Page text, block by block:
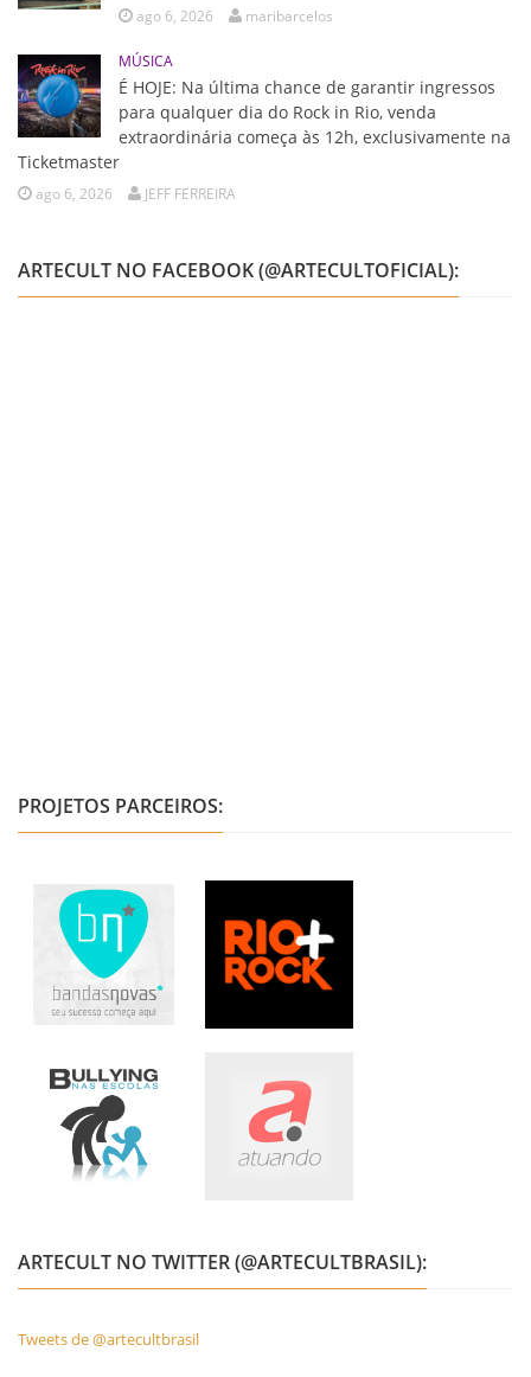
ago 6, 2026 maribarcelos
MÚSICA
É HOJE: Na última chance de garantir ingressos
para qualquer dia do Rock in Rio, venda
extraordinária começa às 12h, exclusivamente na
Ticketmaster
ago 6, 2026 JEFF FERREIRA
ARTECULT NO FACEBOOK (@ARTECULTOFICIAL):
PROJETOS PARCEIROS:
ARTECULT NO TWITTER (@ARTECULTBRASIL):
Tweets de @artecultbrasil